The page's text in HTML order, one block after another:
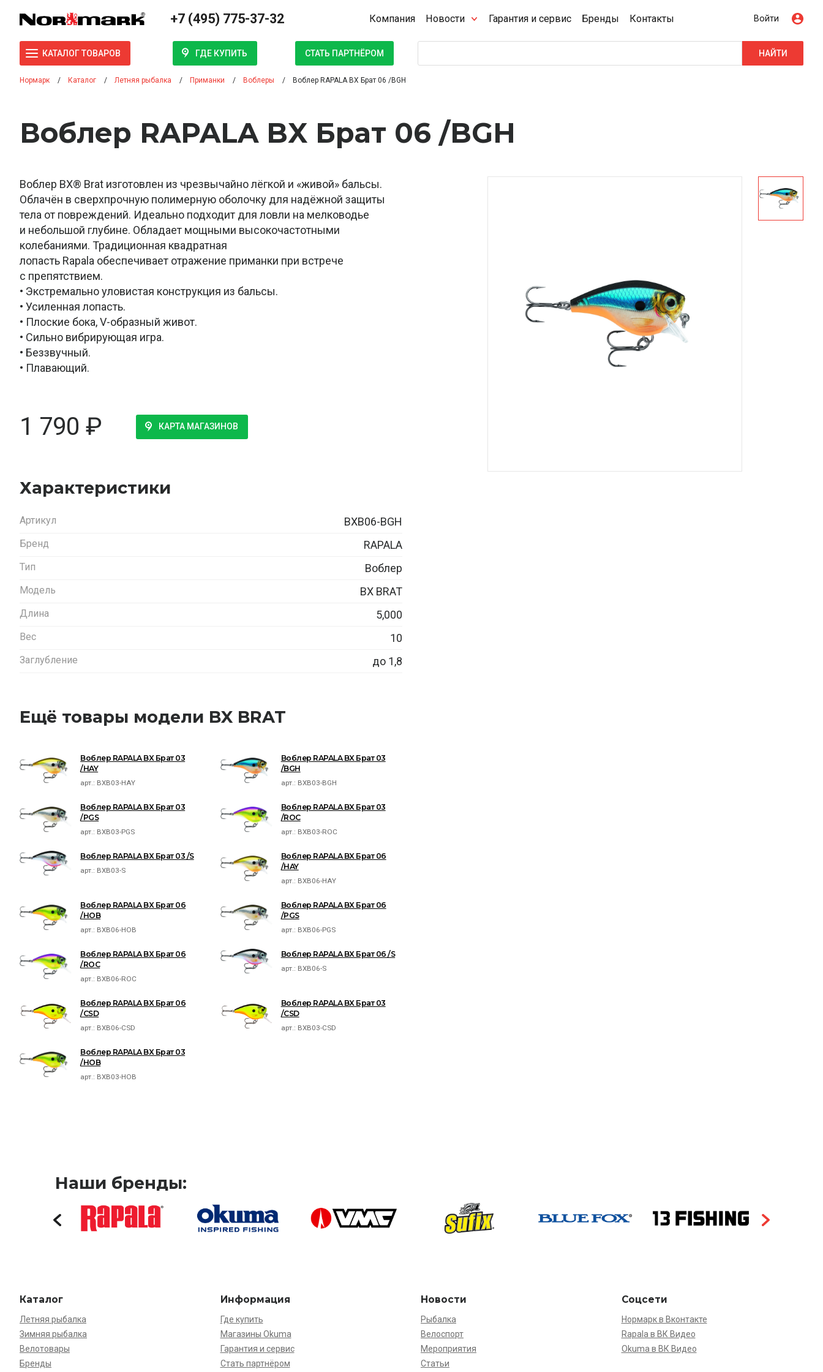
+7 (495) 775-37-32 Компания Новости Гарантия и сервис Бренды Контакты Войти
КАТАЛОГ ТОВАРОВ ГДЕ КУПИТЬ СТАТЬ ПАРТНЁРОМ НАЙТИ
Нормарк Каталог Летняя рыбалка Приманки Воблеры Воблер RAPALA BX Брат 06 /BGH
Воблер RAPALA BX Брат 06 /BGH
Воблер BX® Brat изготовлен из чрезвычайно лёгкой и «живой» бальсы.
Облачён в сверхпрочную полимерную оболочку для надёжной защиты
тела от повреждений. Идеально подходит для ловли на мелководье
и небольшой глубине. Обладает мощными высокочастотными
колебаниями. Традиционная квадратная
лопасть Rapala обеспечивает отражение приманки при встрече
с препятствием.
• Экстремально уловистая конструкция из бальсы.
• Усиленная лопасть.
• Плоские бока, V-образный живот.
• Сильно вибрирующая игра.
• Беззвучный.
• Плавающий.
1 790 ₽ КАРТА МАГАЗИНОВ
Характеристики
Артикул BXB06-BGH
Бренд RAPALA
Тип Воблер
Модель BX BRAT
Длина 5,000
Вес 10
Заглубление до 1,8
Ещё товары модели BX BRAT
Воблер RAPALA BX Брат 03
/HAY
арт.: BXB03-HAY
Воблер RAPALA BX Брат 03
/BGH
арт.: BXB03-BGH
Воблер RAPALA BX Брат 03
/PGS
арт.: BXB03-PGS
Воблер RAPALA BX Брат 03
/ROC
арт.: BXB03-ROC
Воблер RAPALA BX Брат 03 /S
арт.: BXB03-S
Воблер RAPALA BX Брат 06
/HAY
арт.: BXB06-HAY
Воблер RAPALA BX Брат 06
/HOB
арт.: BXB06-HOB
Воблер RAPALA BX Брат 06
/PGS
арт.: BXB06-PGS
Воблер RAPALA BX Брат 06
/ROC
арт.: BXB06-ROC
Воблер RAPALA BX Брат 06 /S
арт.: BXB06-S
Воблер RAPALA BX Брат 06
/CSD
арт.: BXB06-CSD
Воблер RAPALA BX Брат 03
/CSD
арт.: BXB03-CSD
Воблер RAPALA BX Брат 03
/HOB
арт.: BXB03-HOB
Наши бренды:
Каталог
Летняя рыбалка
Зимняя рыбалка
Велотовары
Бренды
Информация
Где купить
Магазины Okuma
Гарантия и сервис
Стать партнёром
Новости
Рыбалка
Велоспорт
Мероприятия
Статьи
Соцсети
Нормарк в Вконтакте
Rapala в ВК Видео
Okuma в ВК Видео